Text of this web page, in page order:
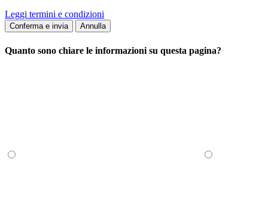
Leggi termini e condizioni
Conferma e invia Annulla
Quanto sono chiare le informazioni su questa pagina?